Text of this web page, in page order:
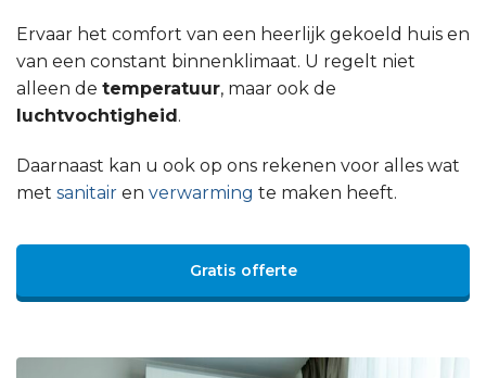
Ervaar het comfort van een heerlijk gekoeld huis en
van een constant binnenklimaat. U regelt niet
alleen de temperatuur, maar ook de
luchtvochtigheid.
Daarnaast kan u ook op ons rekenen voor alles wat
met sanitair en verwarming te maken heeft.
Gratis offerte